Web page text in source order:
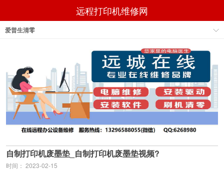
远程打印机维修网
爱普生清零
自制打印机废墨垫_自制打印机废墨垫视频?
时间： 2023-02-15